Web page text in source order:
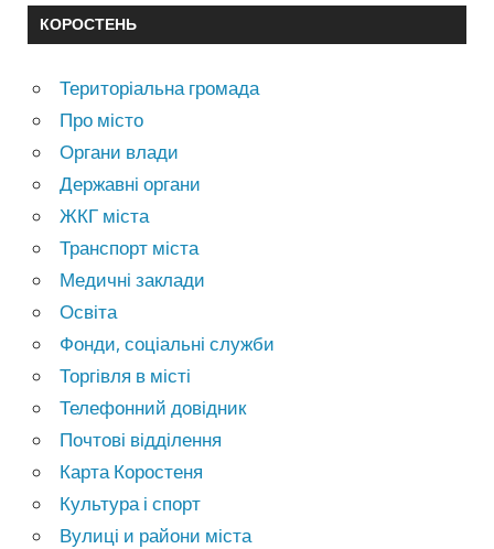
КОРОСТЕНЬ
Територіальна громада
Про місто
Органи влади
Державні органи
ЖКГ міста
Транспорт міста
Медичні заклади
Освіта
Фонди, соціальні служби
Торгівля в місті
Телефонний довідник
Почтові відділення
Карта Коростеня
Культура і спорт
Вулиці и райони міста